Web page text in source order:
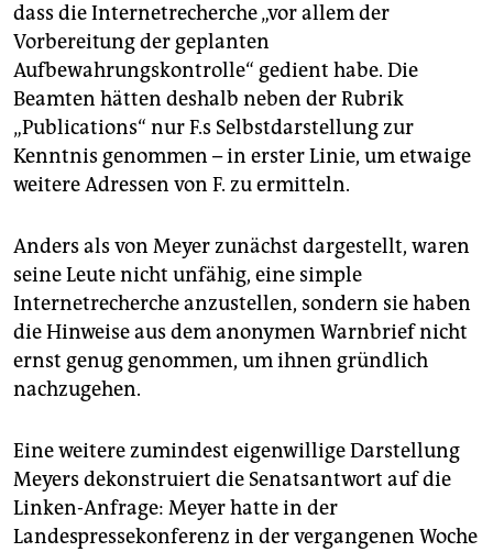
dass die Internetrecherche „vor allem der
Vorbereitung der geplanten
Aufbewahrungskontrolle“ gedient habe. Die
Beamten hätten deshalb neben der Rubrik
„Publications“ nur F.s Selbstdarstellung zur
Kenntnis genommen – in erster Linie, um etwaige
weitere Adressen von F. zu ermitteln.
Anders als von Meyer zunächst dargestellt, waren
seine Leute nicht unfähig, eine simple
Internetrecherche anzustellen, sondern sie haben
die Hinweise aus dem anonymen Warnbrief nicht
ernst genug genommen, um ihnen gründlich
nachzugehen.
Eine weitere zumindest eigenwillige Darstellung
Meyers dekonstruiert die Senatsantwort auf die
Linken-Anfrage: Meyer hatte in der
Landespressekonferenz in der vergangenen Woche